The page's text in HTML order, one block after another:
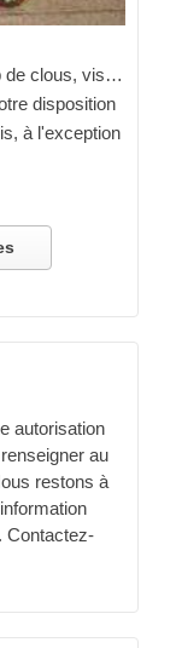
de clous, vis…
disposition
à l'exception
autorisation
au
restons à
Contactez-